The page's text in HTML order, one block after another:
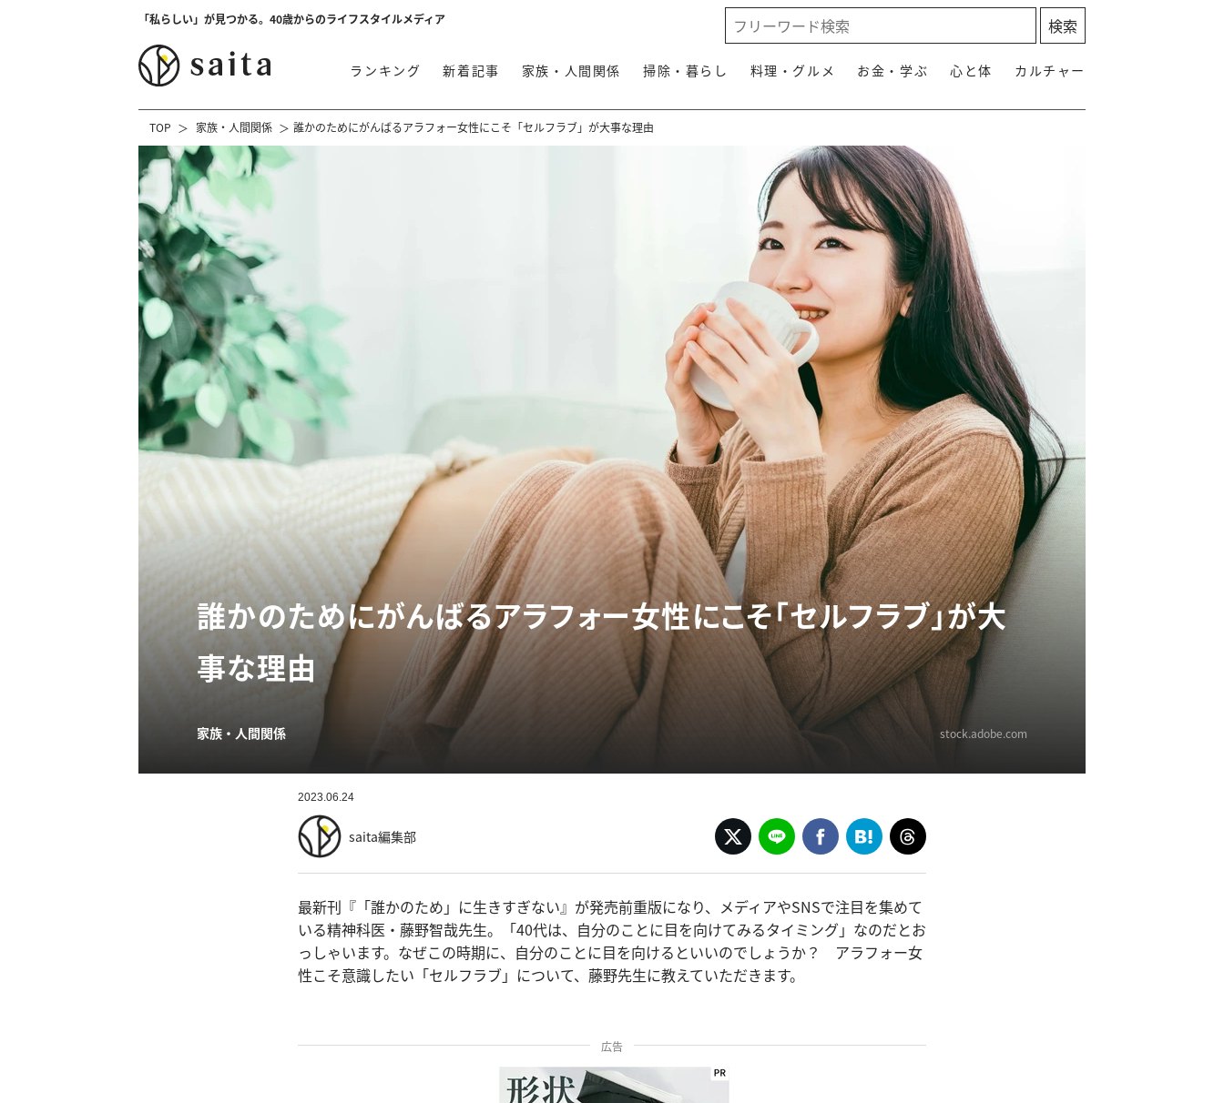
「私らしい」が見つかる。40歳からのライフスタイルメディア
ランキング 新着記事 家族・人間関係 掃除・暮らし 料理・グルメ お金・学ぶ 心と体 カルチャー
TOP 家族・人間関係 誰かのためにがんばるアラフォー女性にこそ「セルフラブ」が大事な理由
誰かのためにがんばるアラフォー女性にこそ「セルフラブ」が大
事な理由
家族・人間関係 stock.adobe.com
2023.06.24
saita編集部
最新刊『「誰かのため」に生きすぎない』が発売前重版になり、メディアやSNSで注目を集めて
いる精神科医・藤野智哉先生。「40代は、自分のことに目を向けてみるタイミング」なのだとお
っしゃいます。なぜこの時期に、自分のことに目を向けるといいのでしょうか？ アラフォー女
性こそ意識したい「セルフラブ」について、藤野先生に教えていただきます。
広告